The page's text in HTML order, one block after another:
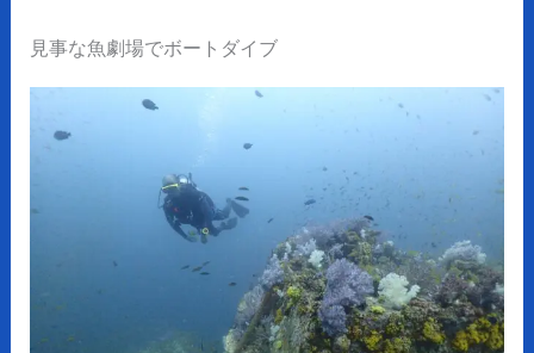
見事な魚劇場でボートダイブ